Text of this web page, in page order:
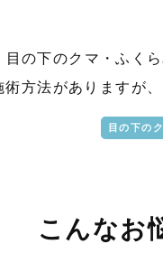
目の下のクマ・ふく
術方法がありますが
目の下の
こんなお